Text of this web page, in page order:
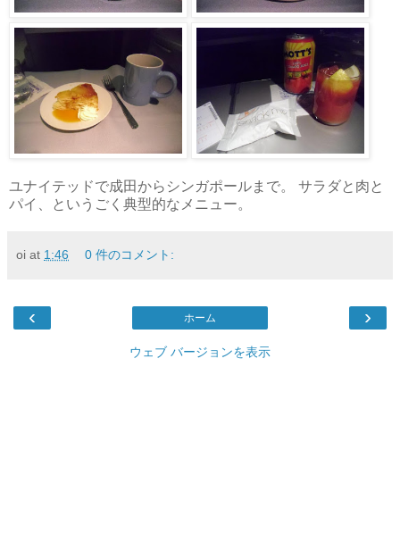
ユナイテッドで成田からシンガポールまで。 サラダと肉と
パイ、というごく典型的なメニュー。
oi at 1:46 0 件のコメント:
‹ ›
ホーム
ウェブ バージョンを表示